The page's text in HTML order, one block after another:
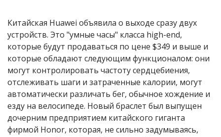
Китайская Huawei объявила о выходе сразу двух
устройств. Это "умные часы" класса high-end,
которые будут продаваться по цене $349 и выше и
которые обладают следующим функционалом: они
могут контролировать частоту сердцебиения,
отслеживать шаги и затраченные калории, могут
автоматически различать бег, обычное хождение и
езду на велосипеде. Новый браслет был выпущен
дочерним предприятием китайского гиганта
фирмой Honor, которая, не сильно задумываясь,